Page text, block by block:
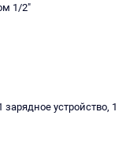
1/2"
устройство, 1